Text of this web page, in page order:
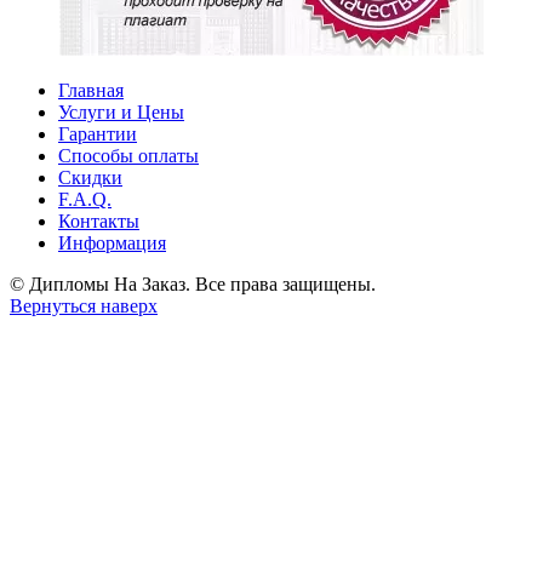
Главная
Услуги и Цены
Гарантии
Способы оплаты
Скидки
F.A.Q.
Контакты
Информация
© Дипломы На Заказ. Все права защищены.
Вернуться наверх